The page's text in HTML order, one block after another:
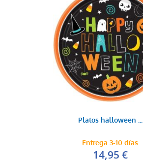
Platos halloween ...
Entrega 3-10 días
14,95 €